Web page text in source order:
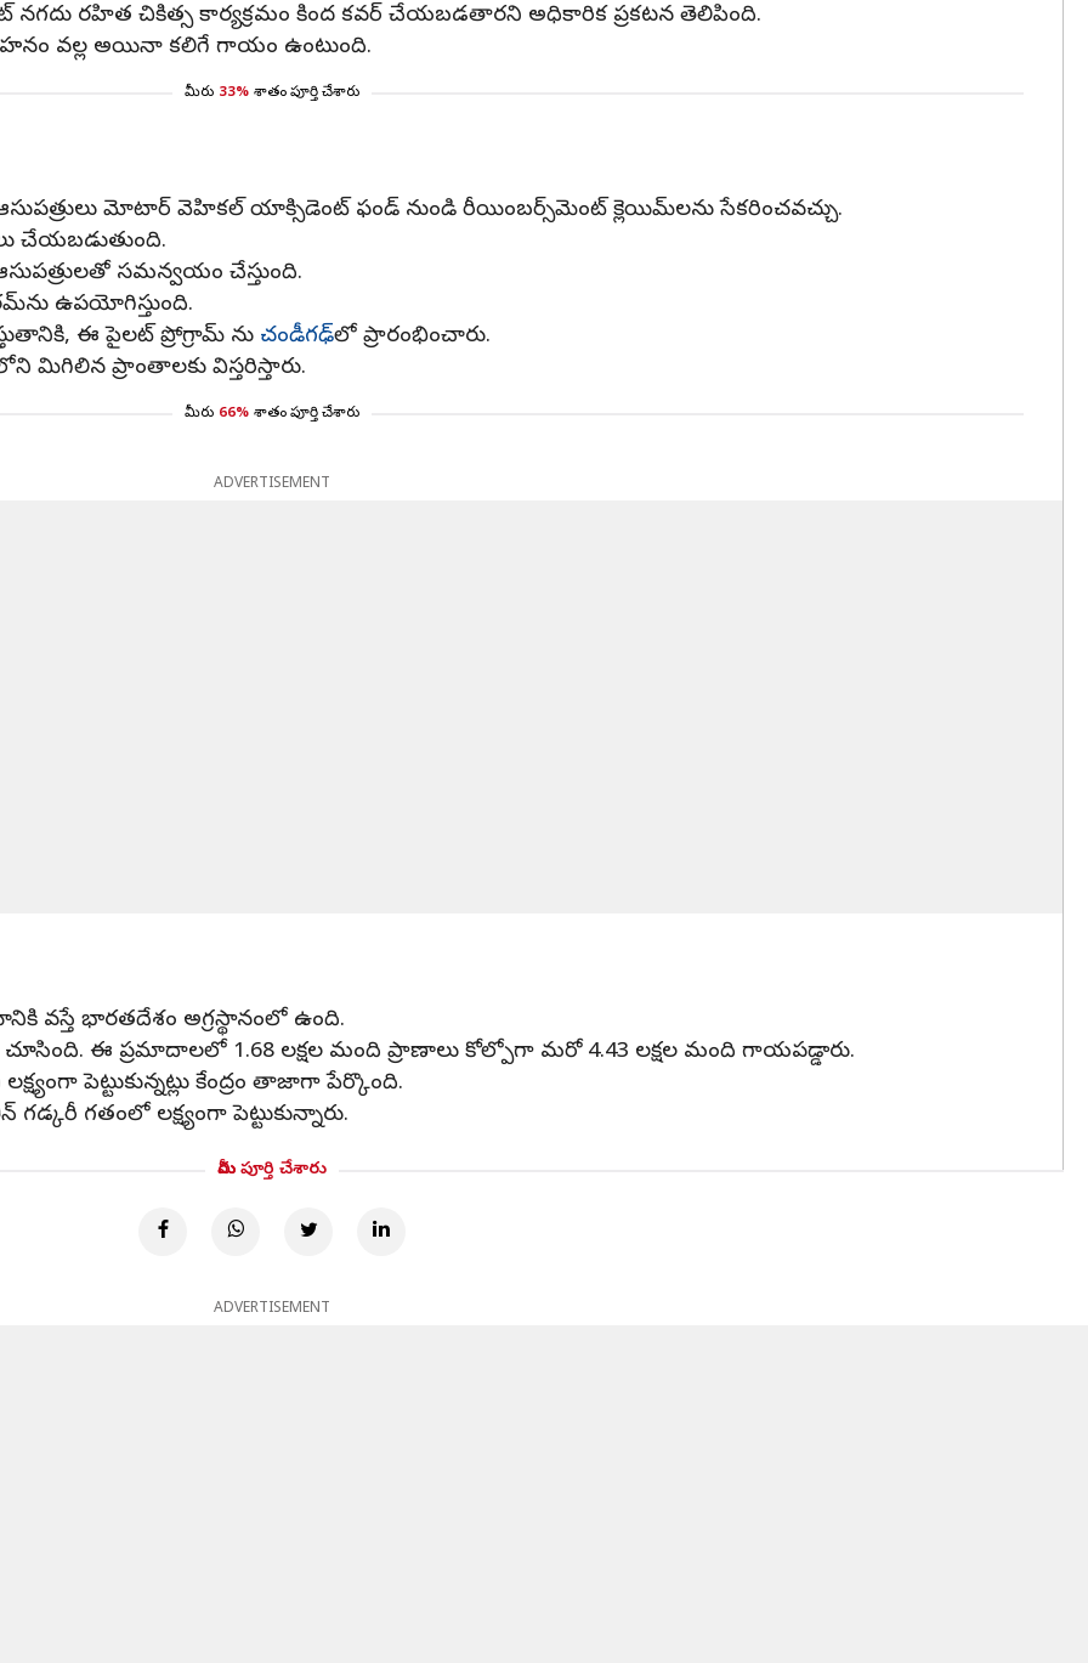
నగదు రహిత చికిత్స కార్యక్రమం కింద కవర్ చేయబడతారని అధికారిక ప్రకటన తెలిపింది.
వల్ల అయినా కలిగే గాయం ఉంటుంది.
మీరు 33% శాతం పూర్తి చేశారు
మోటార్ వెహికల్ యాక్సిడెంట్ ఫండ్ నుండి రీయింబర్స్‌మెంట్ క్లెయిమ్‌లను సేకరించవచ్చు.
చేయబడుతుంది.
సమన్వయం చేస్తుంది.
ఉపయోగిస్తుంది.
ఈ పైలట్ ప్రోగ్రామ్ ను చండీగఢ్‌లో ప్రారంభించారు.
ప్రాంతాలకు విస్తరిస్తారు.
మీరు 66% శాతం పూర్తి చేశారు
ADVERTISEMENT
వస్తే భారతదేశం అగ్రస్థానంలో ఉంది.
చూసింది. ఈ ప్రమాదాలలో 1.68 లక్షల మంది ప్రాణాలు కోల్పోగా మరో 4.43 లక్షల మంది గాయపడ్డారు.
పెట్టుకున్నట్లు కేంద్రం తాజాగా పేర్కొంది.
గతంలో లక్ష్యంగా పెట్టుకున్నారు.
మీరు పూర్తి చేశారు
ADVERTISEMENT